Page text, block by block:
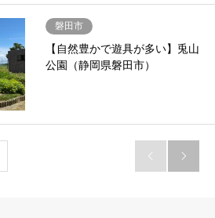
磐田市
【自然豊かで遊具が多い】兎山
公園（静岡県磐田市）
 